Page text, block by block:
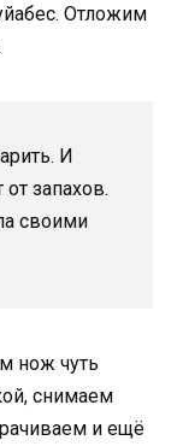
Отложим
И
запахов.
своими
нож чуть
снимаем
и ещё